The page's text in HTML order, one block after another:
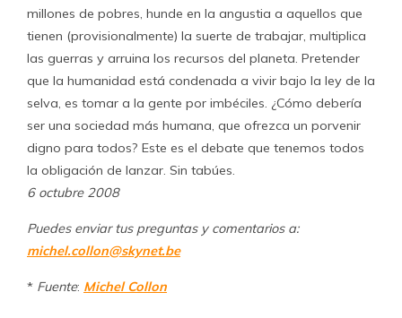
millones de pobres, hunde en la angustia a aquellos que
tienen (provisionalmente) la suerte de trabajar, multiplica
las guerras y arruina los recursos del planeta. Pretender
que la humanidad está condenada a vivir bajo la ley de la
selva, es tomar a la gente por imbéciles. ¿Cómo debería
ser una sociedad más humana, que ofrezca un porvenir
digno para todos? Este es el debate que tenemos todos
la obligación de lanzar. Sin tabúes.
6 octubre 2008
Puedes enviar tus preguntas y comentarios a:
michel.collon@skynet.be
* Fuente: Michel Collon